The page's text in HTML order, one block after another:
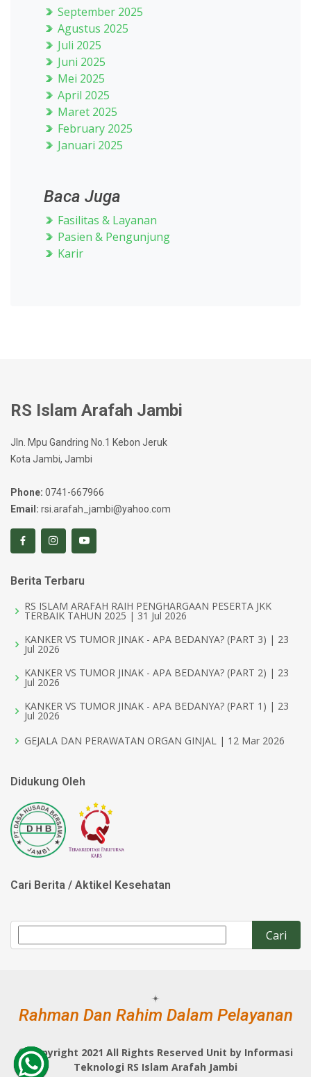
September 2025
Agustus 2025
Juli 2025
Juni 2025
Mei 2025
April 2025
Maret 2025
February 2025
Januari 2025
Baca Juga
Fasilitas & Layanan
Pasien & Pengunjung
Karir
RS Islam Arafah Jambi
Jln. Mpu Gandring No.1 Kebon Jeruk
Kota Jambi, Jambi
Phone: 0741-667966
Email: rsi.arafah_jambi@yahoo.com
Berita Terbaru
RS ISLAM ARAFAH RAIH PENGHARGAAN PESERTA JKK
TERBAIK TAHUN 2025 | 31 Jul 2026
KANKER VS TUMOR JINAK - APA BEDANYA? (PART 3) | 23
Jul 2026
KANKER VS TUMOR JINAK - APA BEDANYA? (PART 2) | 23
Jul 2026
KANKER VS TUMOR JINAK - APA BEDANYA? (PART 1) | 23
Jul 2026
GEJALA DAN PERAWATAN ORGAN GINJAL | 12 Mar 2026
Didukung Oleh
Cari Berita / Aktikel Kesehatan
Rahman Dan Rahim Dalam Pelayanan
©Copyright 2021 All Rights Reserved Unit by Informasi
Teknologi RS Islam Arafah Jambi